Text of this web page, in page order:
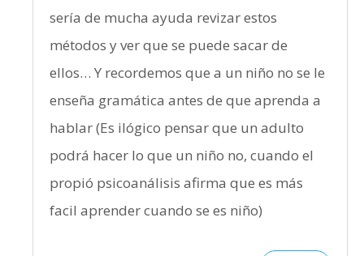
sería de mucha ayuda revizar estos
métodos y ver que se puede sacar de
ellos… Y recordemos que a un niño no se le
enseña gramática antes de que aprenda a
hablar (Es ilógico pensar que un adulto
podrá hacer lo que un niño no, cuando el
propió psicoanálisis afirma que es más
facil aprender cuando se es niño)